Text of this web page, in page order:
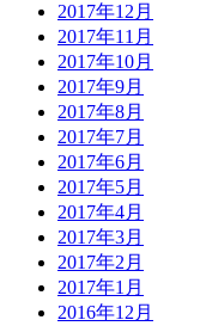
2017年12月
2017年11月
2017年10月
2017年9月
2017年8月
2017年7月
2017年6月
2017年5月
2017年4月
2017年3月
2017年2月
2017年1月
2016年12月